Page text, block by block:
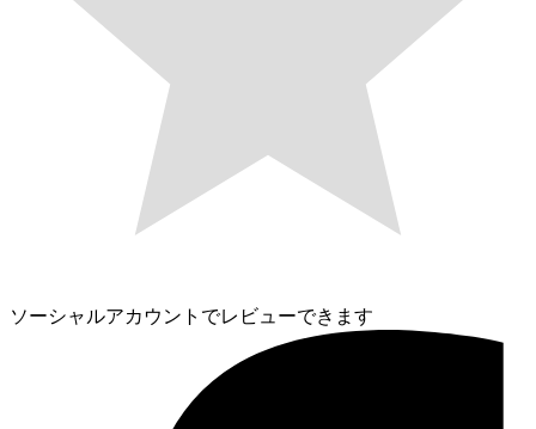
ソーシャルアカウントでレビューできます